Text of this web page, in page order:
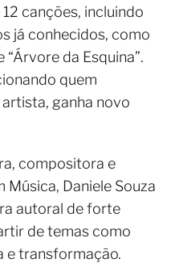
canções, incluindo
já conhecidos, como
“Árvore da Esquina”.
quem
ganha novo
compositora e
Daniele Souza
autoral de forte
de temas como
e transformação.